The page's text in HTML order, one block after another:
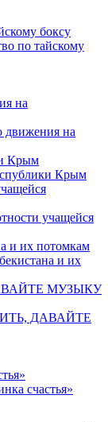
по тайскому
движения на
Крым
учащейся
и их
ДАВАЙТЕ
счастья»